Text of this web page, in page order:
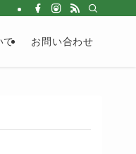
て お問い合わせ